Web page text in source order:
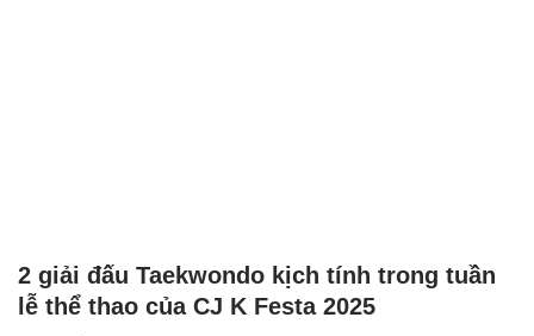
2 giải đấu Taekwondo kịch tính trong tuần
lễ thể thao của CJ K Festa 2025